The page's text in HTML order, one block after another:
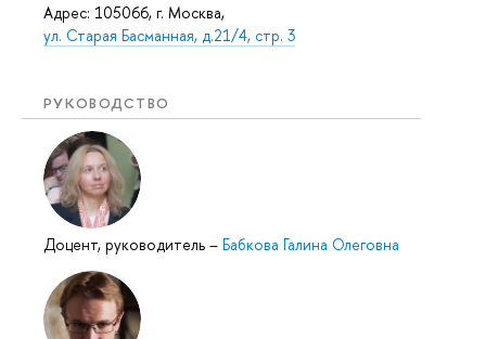
Адрес: 105066, г. Москва,
ул. Старая Басманная, д.21/4, стр. 3
РУКОВОДСТВО
Доцент, руководитель – Бабкова Галина Олеговна